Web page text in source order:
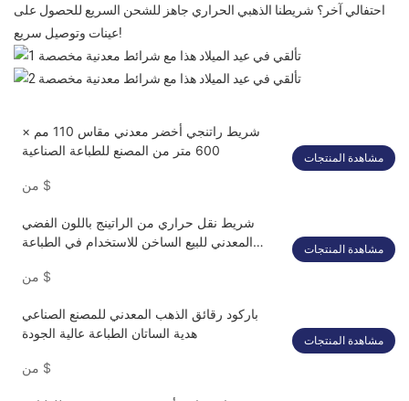
احتفالي آخر؟ شريطنا الذهبي الحراري جاهز للشحن السريع للحصول على
عينات وتوصيل سريع!
شريط راتنجي أخضر معدني مقاس 110 مم ×
600 متر من المصنع للطباعة الصناعية
$
مشاهدة المنتجات
شريط نقل حراري من الراتينج باللون الفضي
المعدني للبيع الساخن للاستخدام في الطباعة
$
مشاهدة المنتجات
باركود رقائق الذهب المعدني للمصنع الصناعي
هدية الساتان الطباعة عالية الجودة
$
مشاهدة المنتجات